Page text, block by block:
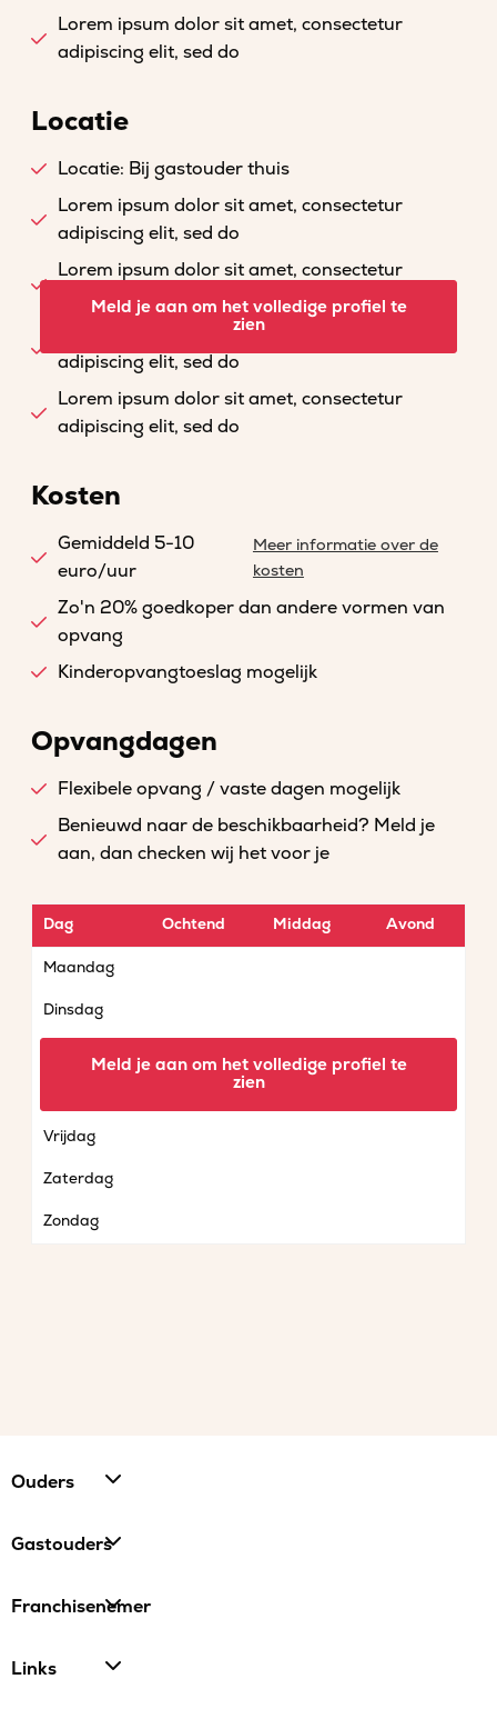
Lorem ipsum dolor sit amet, consectetur
adipiscing elit, sed do
Locatie
Locatie: Bij gastouder thuis
Lorem ipsum dolor sit amet, consectetur
adipiscing elit, sed do
Lorem ipsum dolor sit amet, consectetur
adipiscing elit, sed do
Lorem ipsum dolor sit amet, consectetur
adipiscing elit, sed do
Lorem ipsum dolor sit amet, consectetur
adipiscing elit, sed do
Meld je aan om het volledige profiel te
zien
Kosten
Gemiddeld 5-10
euro/uur
Meer informatie over de
kosten
Zo'n 20% goedkoper dan andere vormen van
opvang
Kinderopvangtoeslag mogelijk
Opvangdagen
Flexibele opvang / vaste dagen mogelijk
Benieuwd naar de beschikbaarheid? Meld je
aan, dan checken wij het voor je
Dag Ochtend Middag Avond
Maandag
Dinsdag
Vrijdag
Zaterdag
Zondag
Meld je aan om het volledige profiel te
zien
Ouders
Gastouders
Franchisenemer
Links